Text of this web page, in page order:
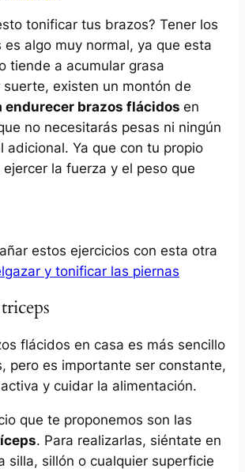
tonificar tus brazos? Tener los
algo muy normal, ya que esta
tiende a acumular grasa
existen un montón de
endurecer brazos flácidos en
no necesitarás pesas ni ningún
adicional. Ya que con tu propio
la fuerza y el peso que
estos ejercicios con esta otra
y tonificar las piernas
flácidos en casa es más sencillo
pero es importante ser constante,
y cuidar la alimentación.
que te proponemos son las
. Para realizarlas, siéntate en
silla, sillón o cualquier superficie